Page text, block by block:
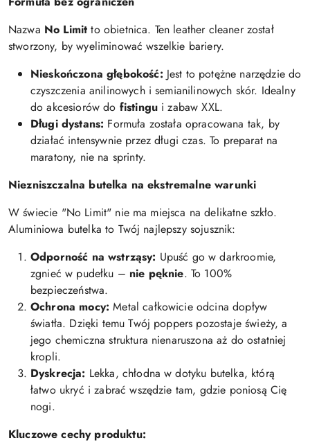
Nazwa No Limit to obietnica. Ten leather cleaner został
stworzony, by wyeliminować wszelkie bariery.
Nieskończona głębokość: Jest to potężne narzędzie do
czyszczenia anilinowych i semianilinowych skór. Idealny
do akcesiorów do fistingu i zabaw XXL.
Długi dystans: Formuła została opracowana tak, by
działać intensywnie przez długi czas. To preparat na
maratony, nie na sprinty.
Niezniszczalna butelka na ekstremalne warunki
W świecie "No Limit" nie ma miejsca na delikatne szkło.
Aluminiowa butelka to Twój najlepszy sojusznik:
Odporność na wstrząsy: Upuść go w darkroomie,
zgnieć w pudełku – nie pęknie. To 100%
bezpieczeństwa.
Ochrona mocy: Metal całkowicie odcina dopływ
światła. Dzięki temu Twój poppers pozostaje świeży, a
jego chemiczna struktura nienaruszona aż do ostatniej
kropli.
Dyskrecja: Lekka, chłodna w dotyku butelka, którą
łatwo ukryć i zabrać wszędzie tam, gdzie poniosą Cię
nogi.
Kluczowe cechy produktu: